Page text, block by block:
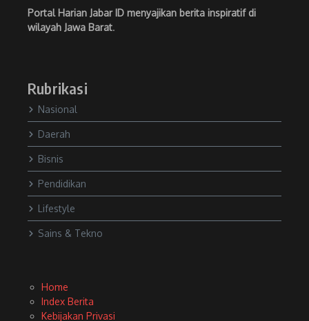
Portal Harian Jabar ID menyajikan berita inspiratif di
wilayah Jawa Barat.
Rubrikasi
Nasional
Daerah
Bisnis
Pendidikan
Lifestyle
Sains & Tekno
Home
Index Berita
Kebijakan Privasi